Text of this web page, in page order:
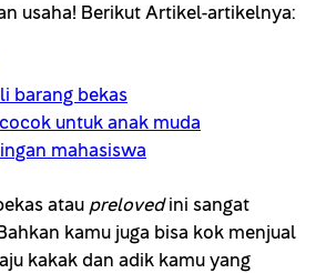
usaha! Berikut Artikel-artikelnya:
barang bekas
untuk anak muda
mahasiswa
atau prelovedini sangat
kamu juga bisa kok menjual
kakak dan adik kamu yang